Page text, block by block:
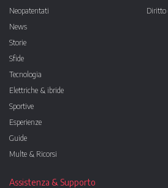
Neopatentati
News
Storie
Sfide
Tecnologia
Elettriche & ibride
Sportive
Esperienze
Guide
Multe & Ricorsi
Diritto
Assistenza & Supporto